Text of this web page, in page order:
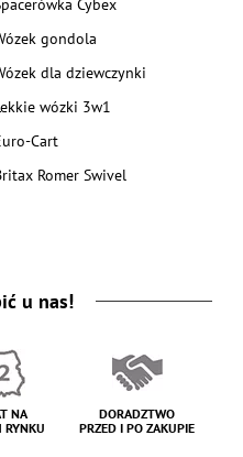
Cybex
gondola
dla dziewczynki
wózki 3w1
Cart
Romer Swivel
u nas!
NA
RYNKU
DORADZTWO
PRZED I PO ZAKUPIE